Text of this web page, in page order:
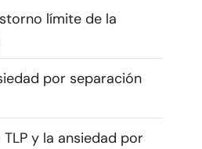
ES
límite de la
por separación
y la ansiedad por